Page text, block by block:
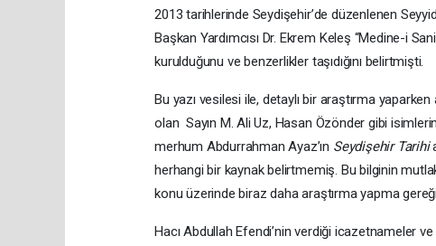
2013 tarihlerinde Seydişehir’de düzenlenen
Başkan Yardımcısı Dr. Ekrem Keleş “Medine-i
kurulduğunu ve benzerlikler taşıdığını belirtmişti.
Bu yazı vesilesi ile, detaylı bir araştırma
olan Sayın M. Ali Uz, Hasan Özönder gibi
merhum Abdurrahman Ayaz’ın Seydişehir Tarihi
herhangi bir kaynak belirtmemiş. Bu bilginin
konu üzerinde biraz daha araştırma yapma
Hacı Abdullah Efendi’nin verdiği icazetnameler